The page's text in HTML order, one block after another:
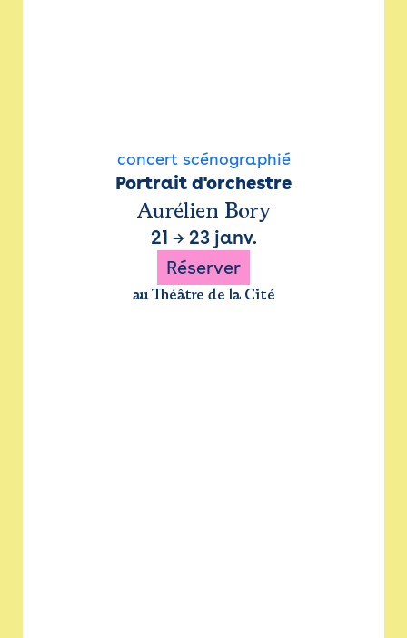
concert scénographié
Portrait d'orchestre
Aurélien Bory
21 → 23 janv.
Réserver
au Théâtre de la Cité